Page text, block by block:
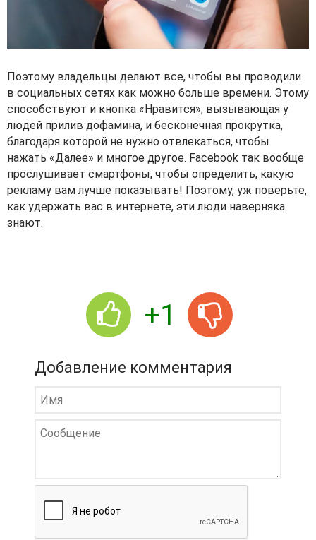
Поэтому владельцы делают все, чтобы вы проводили
в социальных сетях как можно больше времени. Этому
способствуют и кнопка «Нравится», вызывающая у
людей прилив дофамина, и бесконечная прокрутка,
благодаря которой не нужно отвлекаться, чтобы
нажать «Далее» и многое другое. Facebook так вообще
прослушивает смартфоны, чтобы определить, какую
рекламу вам лучше показывать! Поэтому, уж поверьте,
как удержать вас в интернете, эти люди наверняка
знают.
+1
Добавление комментария